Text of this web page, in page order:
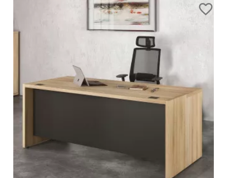
favorite_border